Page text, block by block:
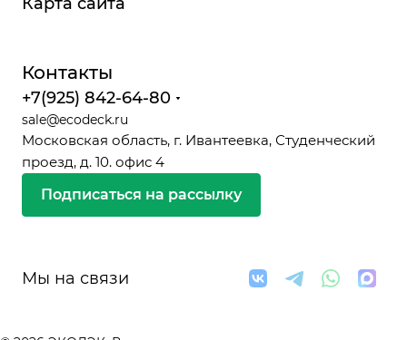
Контакты
+7(925) 842-64-80
sale@ecodeck.ru
Московская область, г. Ивантеевка, Студенческий
проезд, д. 10. офис 4
Подписаться на рассылку
Мы на связи